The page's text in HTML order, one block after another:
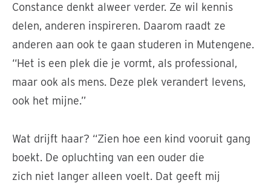
Constance denkt alweer verder. Ze wil kennis
delen, anderen inspireren. Daarom raadt ze
anderen aan ook te gaan studeren in Mutengene.
“Het is een plek die je vormt, als professional,
maar ook als mens. Deze plek verandert levens,
ook het mijne.”
Wat drijft haar? “Zien hoe een kind vooruit gang
boekt. De opluchting van een ouder die
zich niet langer alleen voelt. Dat geeft mij